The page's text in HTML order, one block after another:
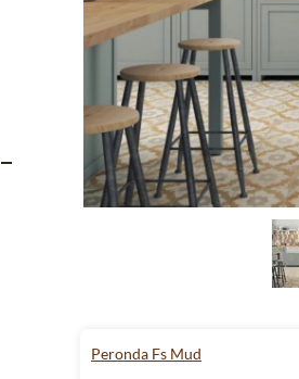
Peronda Fs Mud